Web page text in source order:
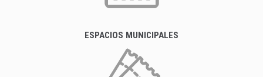
ESPACIOS MUNICIPALES